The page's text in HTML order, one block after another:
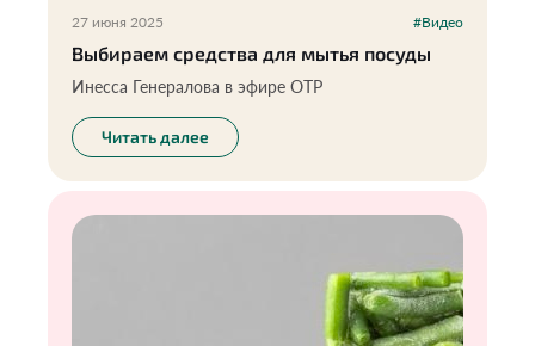
27 июня 2025 #Видео
Выбираем средства для мытья посуды
Инесса Генералова в эфире ОТР
Читать далее